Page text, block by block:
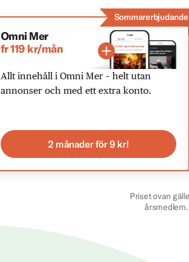
Sommarerbjudande
Omni Mer
fr 119 kr/mån
Allt innehåll i Omni Mer – helt utan
annonser och med ett extra konto.
2 månader för 9 kr!
Priset ovan